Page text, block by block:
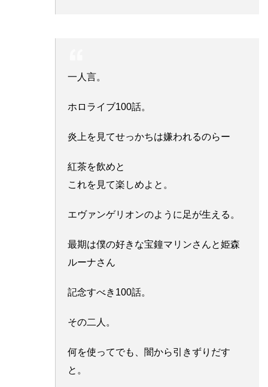
一人言。
ホロライブ100話。
炎上を見てせっかちは嫌われるのらー
紅茶を飲めと
これを見て楽しめよと。
エヴァンゲリオンのように足が生える。
最期は僕の好きな宝鐘マリンさんと姫森
ルーナさん
記念すべき100話。
その二人。
何を使ってでも、闇から引きずりだす
と。